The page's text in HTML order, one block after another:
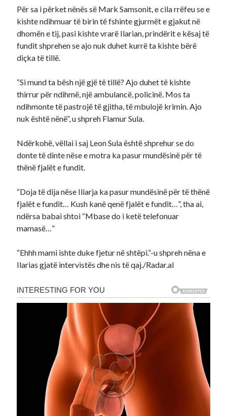
Për sa i përket nënës së Mark Samsonit, e cila rrëfeu se e
kishte ndihmuar të birin të fshinte gjurmët e gjakut në
dhomën e tij, pasi kishte vrarë Ilarian, prindërit e kësaj të
fundit shprehen se ajo nuk duhet kurrë ta kishte bërë
diçka të tillë.
“Si mund ta bësh një gjë të tillë? Ajo duhet të kishte
thirrur për ndihmë, një ambulancë, policinë. Mos ta
ndihmonte të pastrojë të gjitha, të mbulojë krimin. Ajo
nuk është nënë”, u shpreh Flamur Sula.
Ndërkohë, vëllai i saj Leon Sula është shprehur se do
donte të dinte nëse e motra ka pasur mundësinë për të
thënë fjalët e fundit.
“Doja të dija nëse Iliarja ka pasur mundësinë për të thënë
fjalët e fundit… Kush kanë qenë fjalët e fundit…”, tha ai,
ndërsa babai shtoi “Mbase do i ketë telefonuar
mamasë…”
“Ehhh mami ishte duke fjetur në shtëpi.”-u shpreh nëna e
Ilarias gjatë intervistës dhe nis të qaj./Radar.al